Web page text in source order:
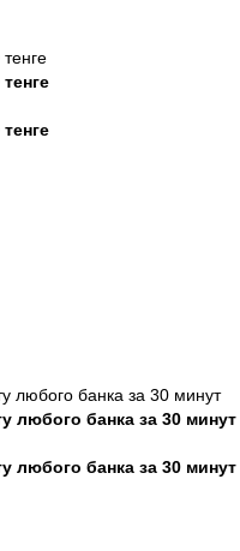
любого банка за 30 минут
любого банка за 30 минут